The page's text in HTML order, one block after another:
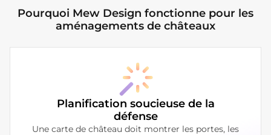
Pourquoi Mew Design fonctionne pour les
aménagements de châteaux
Planification soucieuse de la
défense
Une carte de château doit montrer les portes, les